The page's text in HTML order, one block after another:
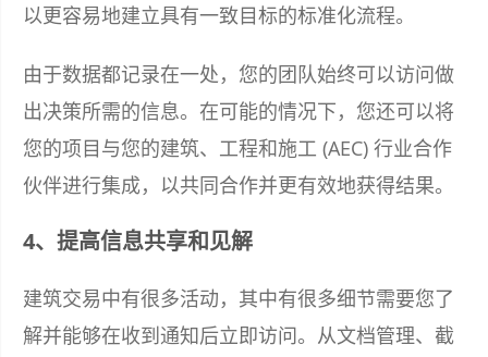
以更容易地建立具有一致目标的标准化流程。
由于数据都记录在一处，您的团队始终可以访问做
出决策所需的信息。在可能的情况下，您还可以将
您的项目与您的建筑、工程和施工 (AEC) 行业合作
伙伴进行集成，以共同合作并更有效地获得结果。
4、提高信息共享和见解
建筑交易中有很多活动，其中有很多细节需要您了
解并能够在收到通知后立即访问。从文档管理、截